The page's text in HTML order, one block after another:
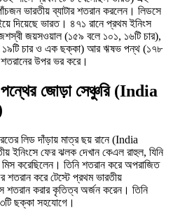
ভারতীয় ব্যাটার শতরান করলেন। লিডসে
দিয়েছে ভারত। ৪৭১ রানে প্রথম ইনিংস
জয়সওয়াল (১৫৯ বলে ১০১, ১৬টি চার),
১৯টি চার ও এক ছক্কা) আর ঋষভ পন্থ (১৭৮
উপর ভর করে।
পন্থের জোড়া সেঞ্চুরি (India
লিড দাঁড়ায় মাত্র ছয় রানে (India
ফের ঝলক দেখান কেএল রাহুল, যিনি
করেছিলেন। তিনি শতরান করে অপরাজিত
করে টেস্টে প্রথম ভারতীয়
শতরান করার কৃতিত্ব অর্জন করেন। তিনি
ছক্কা সহযোগে।